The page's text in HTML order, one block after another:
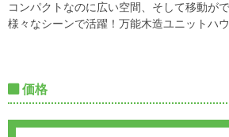
コンパクトなのに広い空間、そして移動が
様々なシーンで活躍！万能木造ユニットハウ
価格